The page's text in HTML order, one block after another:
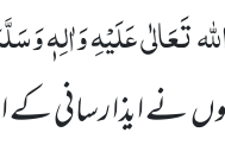
تَعَالٰی عَلَیْہِ وَاٰلِہٖ
نے ایذا رسانی